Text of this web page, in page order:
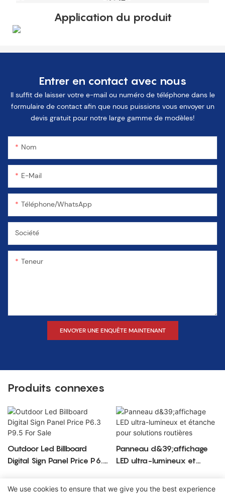
Application du produit
Entrer en contact avec nous
Il suffit de laisser votre e-mail ou numéro de téléphone dans le
formulaire de contact afin que nous puissions vous envoyer un
devis gratuit pour notre large gamme de modèles!
Nom
E-Mail
Téléphone/WhatsApp
Société
Teneur
ENVOYER UNE ENQUÊTE MAINTENANT
Produits connexes
Outdoor Led Billboard
Digital Sign Panel Price P6.3
Panneau d&39;affichage
LED ultra-lumineux et
routières
We use cookies to ensure that we give you the best experience